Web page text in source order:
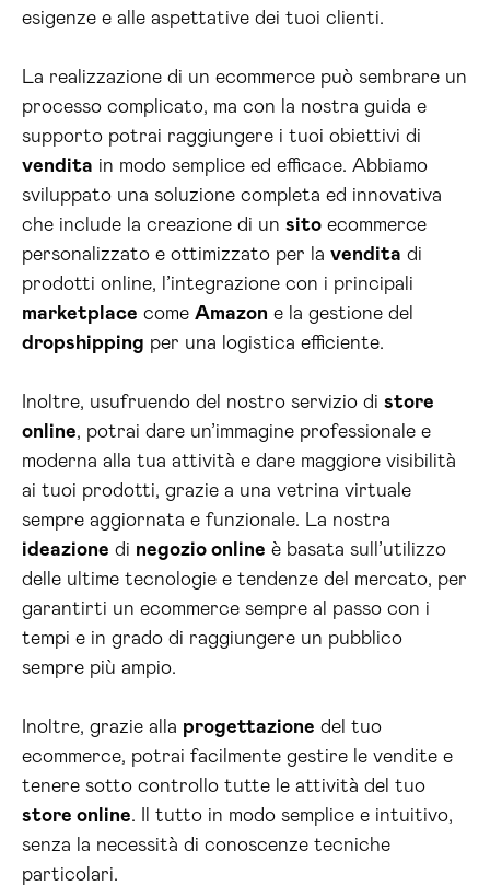
esigenze e alle aspettative dei tuoi clienti.
La realizzazione di un ecommerce può sembrare un
processo complicato, ma con la nostra guida e
supporto potrai raggiungere i tuoi obiettivi di
vendita in modo semplice ed efficace. Abbiamo
sviluppato una soluzione completa ed innovativa
che include la creazione di un sito ecommerce
personalizzato e ottimizzato per la vendita di
prodotti online, l’integrazione con i principali
marketplace come Amazon e la gestione del
dropshipping per una logistica efficiente.
Inoltre, usufruendo del nostro servizio di store
online, potrai dare un’immagine professionale e
moderna alla tua attività e dare maggiore visibilità
ai tuoi prodotti, grazie a una vetrina virtuale
sempre aggiornata e funzionale. La nostra
ideazione di negozio online è basata sull’utilizzo
delle ultime tecnologie e tendenze del mercato, per
garantirti un ecommerce sempre al passo con i
tempi e in grado di raggiungere un pubblico
sempre più ampio.
Inoltre, grazie alla progettazione del tuo
ecommerce, potrai facilmente gestire le vendite e
tenere sotto controllo tutte le attività del tuo
store online. Il tutto in modo semplice e intuitivo,
senza la necessità di conoscenze tecniche
particolari.